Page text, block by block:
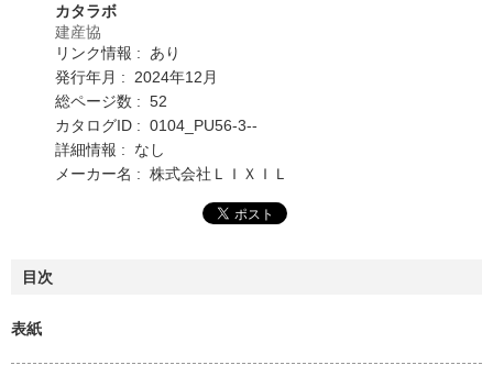
カタラボ
建産協
リンク情報 : あり
発行年月 : 2024年12月
総ページ数 : 52
カタログID : 0104_PU56-3--
詳細情報 : なし
メーカー名 : 株式会社ＬＩＸＩＬ
目次
表紙